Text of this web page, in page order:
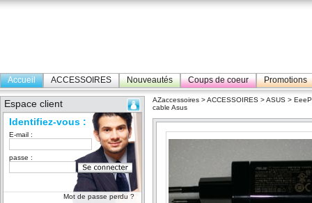
Accueil ACCESSOIRES Nouveautés Coups de coeur Promotions
Espace client
Identifiez-vous :
E-mail :
passe :
Mot de passe perdu ?
AZaccessoires >ACCESSOIRES >ASUS >
cable Asus